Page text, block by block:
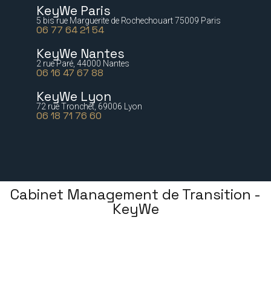
KeyWe Paris
5 bis rue Marguerite de Rochechouart 75009 Paris
06 77 64 21 54
KeyWe Nantes
2 rue Paré, 44000 Nantes
06 16 47 67 88
KeyWe Lyon
72 rue Tronchet, 69006 Lyon
06 18 71 76 60
Cabinet Management de Transition -
KeyWe